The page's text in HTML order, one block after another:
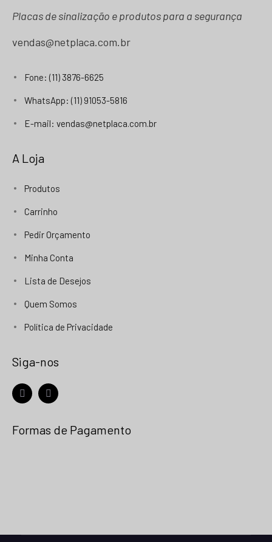
Placas de sinalização e produtos para a segurança
vendas@netplaca.com.br
Fone: (11) 3876-6625
WhatsApp: (11) 91053-5816
E-mail: vendas@netplaca.com.br
A Loja
Produtos
Carrinho
Pedir Orçamento
Minha Conta
Lista de Desejos
Quem Somos
Política de Privacidade
Siga-nos
Formas de Pagamento